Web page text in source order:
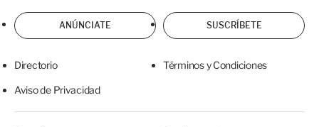
ANÚNCIATE SUSCRÍBETE
Directorio Términos y Condiciones
Aviso de Privacidad